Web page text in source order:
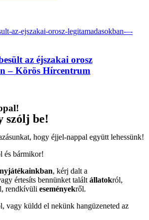
az éjszakai orosz
– Körös Hírcentrum
szólj be!
hogy éjjel-nappal együtt lehessünk!
és bármikor!
, kérj dalt a
értesíts bennünket talált állatokról,
rendkívüli eseményekről.
vagy küldd el nekünk hangüzeneted az